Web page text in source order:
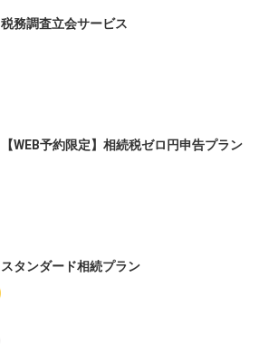
税務調査立会サービス
【WEB予約限定】相続税ゼロ円申告プラン
スタンダード相続プラン